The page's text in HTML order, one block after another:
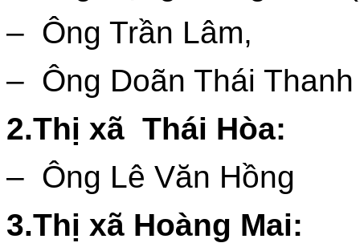
– Ông Trần Lâm,
– Ông Doãn Thái Thanh
2.Thị xã Thái Hòa:
– Ông Lê Văn Hồng
3.Thị xã Hoàng Mai: